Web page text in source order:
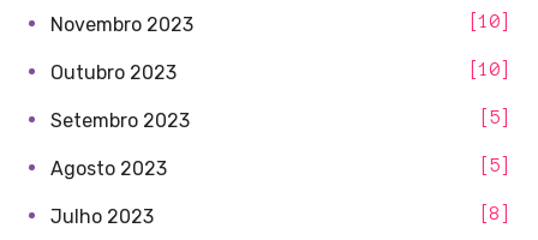
Novembro 2023 10
Outubro 2023 10
Setembro 2023 5
Agosto 2023 5
Julho 2023 8